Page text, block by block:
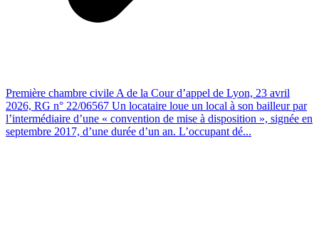
Première chambre civile A de la Cour d’appel de Lyon, 23 avril
2026, RG n° 22/06567 Un locataire loue un local à son bailleur par
l’intermédiaire d’une « convention de mise à disposition », signée en
septembre 2017, d’une durée d’un an. L’occupant dé...